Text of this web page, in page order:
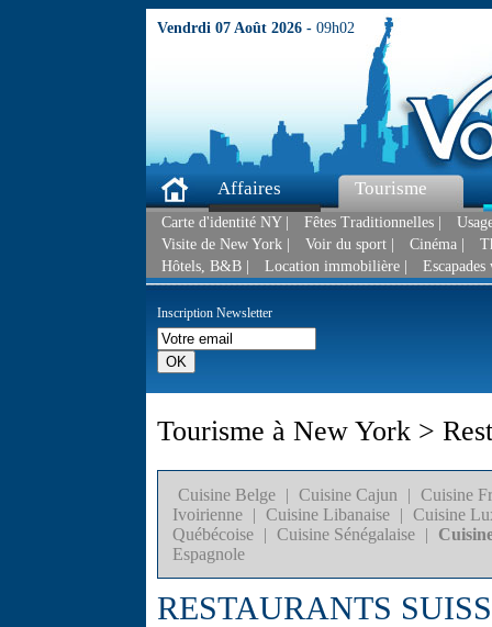
Vendrdi 07 Août 2026 - 09h02
Affaires Tourisme
Carte d'identité NY | Fêtes Traditionnelles |
Visite de New York |
Voir du sport | Cinéma |
Hôtels, B&B |
Location immobilière |
Inscription Newsletter
Tourisme à New York >
Cuisine Belge | Cuisine Cajun | Cuisine
Ivoirienne
| Cuisine Libanaise | Cuisine
Québécoise
| Cuisine Sénégalaise |
Espagnole
RESTAURANTS